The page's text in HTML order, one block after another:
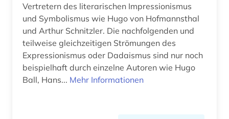
Vertretern des literarischen Impressionismus
und Symbolismus wie Hugo von Hofmannsthal
und Arthur Schnitzler. Die nachfolgenden und
teilweise gleichzeitigen Strömungen des
Expressionismus oder Dadaismus sind nur noch
beispielhaft durch einzelne Autoren wie Hugo
Ball, Hans... Mehr Informationen